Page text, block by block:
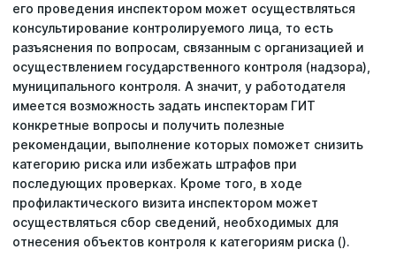
его проведения инспектором может осуществляться
консультирование контролируемого лица, то есть
разъяснения по вопросам, связанным с организацией и
осуществлением государственного контроля (надзора),
муниципального контроля. А значит, у работодателя
имеется возможность задать инспекторам ГИТ
конкретные вопросы и получить полезные
рекомендации, выполнение которых поможет снизить
категорию риска или избежать штрафов при
последующих проверках. Кроме того, в ходе
профилактического визита инспектором может
осуществляться сбор сведений, необходимых для
отнесения объектов контроля к категориям риска ().